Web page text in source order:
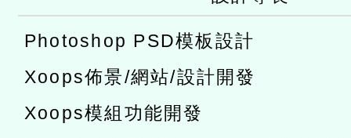
Photoshop PSD模板設計
Xoops佈景/網站/設計開發
Xoops模組功能開發